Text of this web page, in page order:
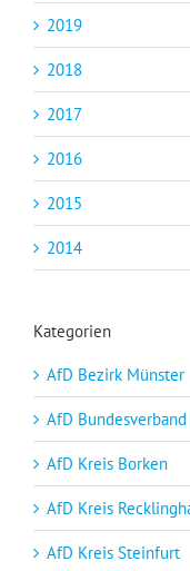
2019
2018
2017
2016
2015
2014
Kategorien
AfD Bezirk Münster
AfD Bundesverband
AfD Kreis Borken
AfD Kreis
AfD Kreis Steinfurt